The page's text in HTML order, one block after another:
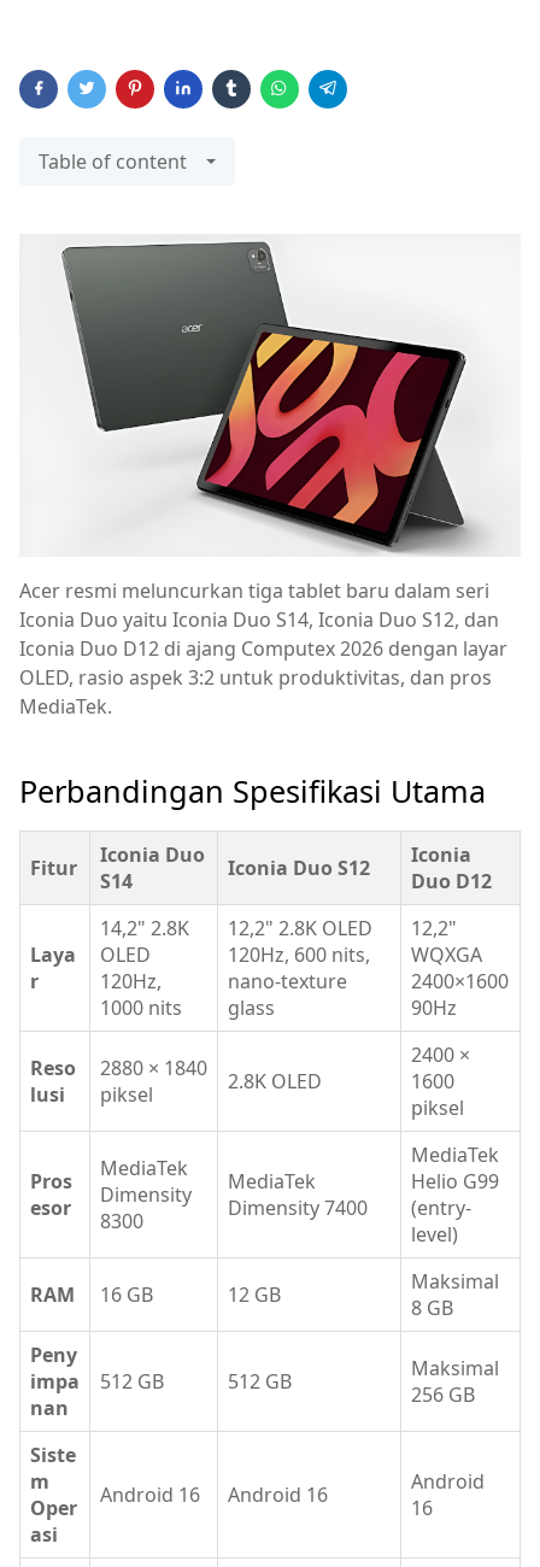
Table of content
Acer resmi meluncurkan tiga tablet baru dalam seri
Iconia Duo yaitu Iconia Duo S14, Iconia Duo S12, dan
Iconia Duo D12 di ajang Computex 2026 dengan layar
OLED, rasio aspek 3:2 untuk produktivitas, dan pros
MediaTek.
Perbandingan Spesifikasi Utama
Fitur
Iconia Duo
S14
Iconia Duo S12
Iconia
Duo D12
Laya
r
14,2" 2.8K
OLED
120Hz,
1000 nits
12,2" 2.8K OLED
120Hz, 600 nits,
nano-texture
glass
12,2"
WQXGA
2400×1600
90Hz
Reso
lusi
2880 × 1840
piksel
2.8K OLED
2400 ×
1600
piksel
Pros
esor
MediaTek
Dimensity
8300
MediaTek
Dimensity 7400
MediaTek
Helio G99
(entry-
level)
RAM 16 GB 12 GB
Maksimal
8 GB
Peny
impa
nan
512 GB 512 GB
Maksimal
256 GB
Siste
m
Oper
asi
Android 16 Android 16
Android
16